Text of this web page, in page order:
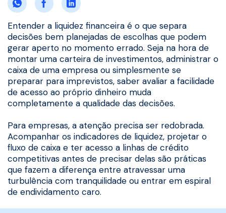
Entender a liquidez financeira é o que separa
decisões bem planejadas de escolhas que podem
gerar aperto no momento errado. Seja na hora de
montar uma carteira de investimentos, administrar o
caixa de uma empresa ou simplesmente se
preparar para imprevistos, saber avaliar a facilidade
de acesso ao próprio dinheiro muda
completamente a qualidade das decisões.
Para empresas, a atenção precisa ser redobrada.
Acompanhar os indicadores de liquidez, projetar o
fluxo de caixa e ter acesso a linhas de crédito
competitivas antes de precisar delas são práticas
que fazem a diferença entre atravessar uma
turbulência com tranquilidade ou entrar em espiral
de endividamento caro.